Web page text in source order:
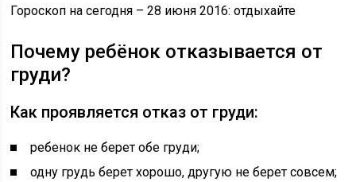
Гороскоп на сегодня – 28 июня 2016: отдыхайте
Почему ребёнок отказывается от
груди?
Как проявляется отказ от груди:
ребенок не берет обе груди;
одну грудь берет хорошо, другую не берет совсем;